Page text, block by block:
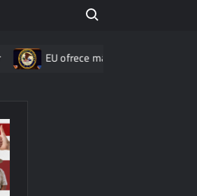
Search for:
EU ofrece más de 100 mdd por líderes del